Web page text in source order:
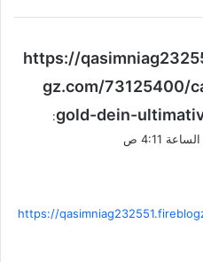
https://
gz.com/73125400/
gold-dein-
:
https://